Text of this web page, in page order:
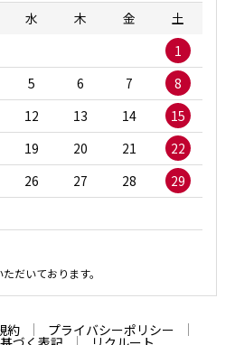
水 木 金
土
1
5 6 7
8
12 13 14
15
19 20 21
22
26 27 28
29
だいております。
約 プライバシーポリシー